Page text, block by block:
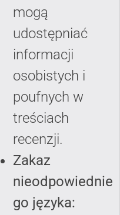
mogą
udostępniać
informacji
osobistych i
poufnych w
treściach
recenzji.
Zakaz
nieodpowiednie
go języka: